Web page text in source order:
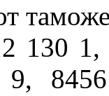
130
9,